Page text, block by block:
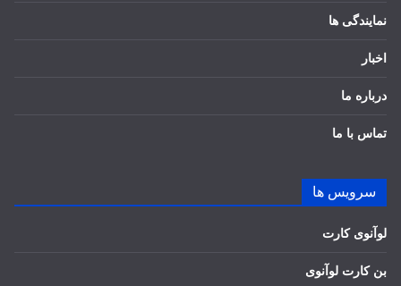
نمایندگی ها
اخبار
درباره ما
تماس با ما
سرویس ها
لوآنوی کارت
بن کارت لوآنوی